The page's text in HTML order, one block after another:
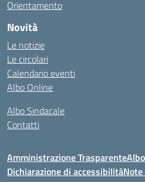
Orientamento
Novità
Le notizie
Le circolari
Calendario eventi
Albo Online
Albo Sindacale
Contatti
Amministrazione Trasparente
Dichiarazione di accessibilità